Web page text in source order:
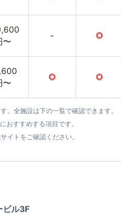
〜
- ○
〜
○ ○
。全施設は下の一覧で確認できます。
おすすめする項目です。
イトをご確認ください。
ビル3F